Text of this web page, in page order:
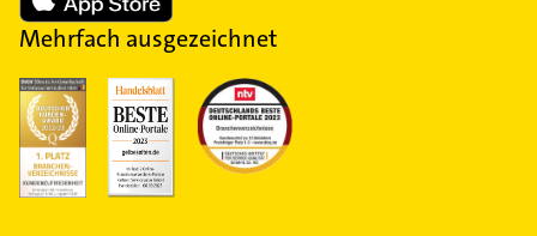
Mehrfach ausgezeichnet